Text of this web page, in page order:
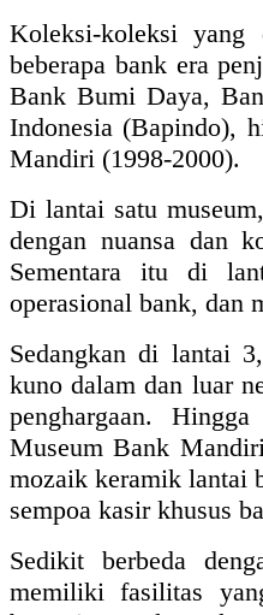
Koleksi-koleksi yang
beberapa bank era
Bank Bumi Daya,
Indonesia (Bapindo),
Mandiri (1998-2000).
Di lantai satu
dengan nuansa dan
Sementara itu di
operasional bank, dan
Sedangkan di lantai
kuno dalam dan luar
penghargaan.
Museum Bank
mozaik keramik lantai
sempoa kasir khusus
Sedikit berbeda
memiliki fasilitas